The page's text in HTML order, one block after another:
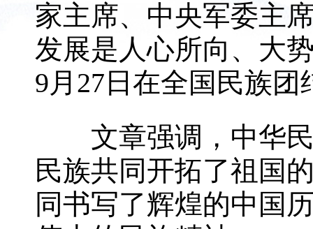
家主席、中央军委主
发展是人心所向、大
9月27日在全国民族
文章强调，中华民
民族共同开拓了祖国
同书写了辉煌的中国